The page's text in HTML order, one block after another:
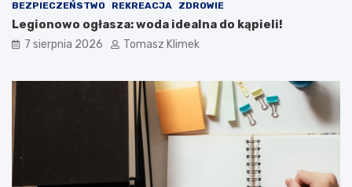
BEZPIECZEŃSTWO REKREACJA ZDROWIE
Legionowo ogłasza: woda idealna do kąpieli!
7 sierpnia 2026 Tomasz Klimek